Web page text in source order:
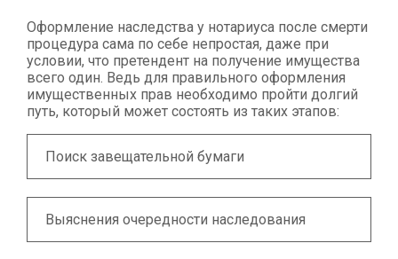
Оформление наследства у нотариуса после смерти
процедура сама по себе непростая, даже при
условии, что претендент на получение имущества
всего один. Ведь для правильного оформления
имущественных прав необходимо пройти долгий
путь, который может состоять из таких этапов:
Поиск завещательной бумаги
Выяснения очередности наследования